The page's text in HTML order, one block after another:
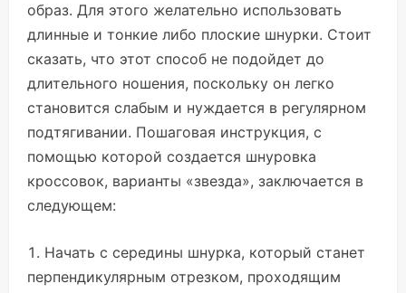
образ. Для этого желательно использовать
длинные и тонкие либо плоские шнурки. Стоит
сказать, что этот способ не подойдет до
длительного ношения, поскольку он легко
становится слабым и нуждается в регулярном
подтягивании. Пошаговая инструкция, с
помощью которой создается шнуровка
кроссовок, варианты «звезда», заключается в
следующем:
Начать с середины шнурка, который станет
перпендикулярным отрезком, проходящим